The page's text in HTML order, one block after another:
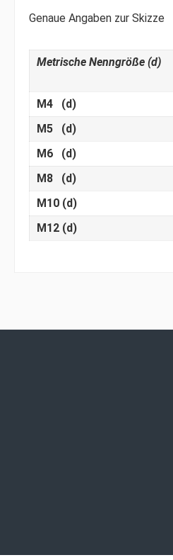
Genaue Angaben zur Skizze
Metrische Nenngröße (d)
M4 (d)
M5 (d)
M6 (d)
M8 (d)
M10 (d)
M12 (d)